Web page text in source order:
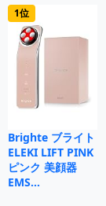
1位
Brighte ブライト
ELEKI LIFT PINK
ピンク 美顔器
EMS…